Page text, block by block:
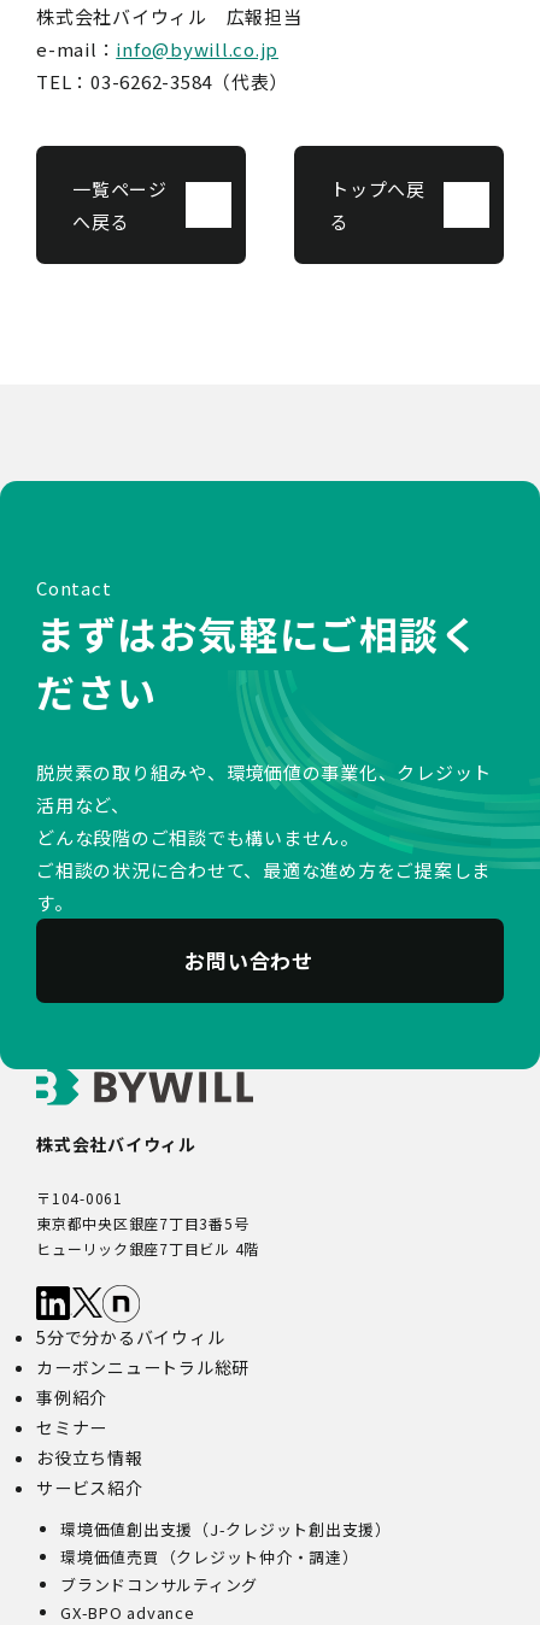
株式会社バイウィル 広報担当
e-mail： info@bywill.co.jp
TEL：03-6262-3584（代表）
一覧ページ
へ戻る
トップへ戻
る
Contact
まずはお気軽にご相談く
ださい
脱炭素の取り組みや、環境価値の事業化、クレジット
活用など、
どんな段階のご相談でも構いません。
ご相談の状況に合わせて、最適な進め方をご提案しま
す。
お問い合わせ
株式会社バイウィル
〒104-0061
東京都中央区銀座7丁目3番5号
ヒューリック銀座7丁目ビル 4階
5分で分かるバイウィル
カーボンニュートラル総研
事例紹介
セミナー
お役立ち情報
サービス紹介
環境価値創出支援（J-クレジット創出支援）
環境価値売買（クレジット仲介・調達）
ブランドコンサルティング
GX-BPO advance